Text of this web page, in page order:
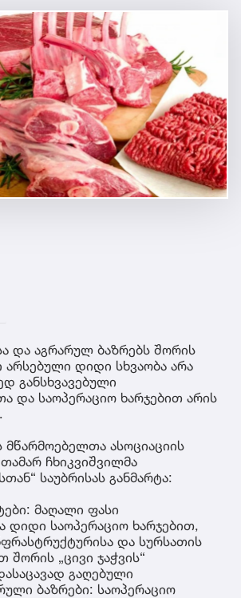
და აგრარულ ბაზრებს შორის
არსებული დიდი სხვაობა არა
განსხვავებული
და საოპერაციო ხარჯებით არის
ასოციაციის
ჩხიკვიშვილმა
საუბრისას განმარტა:
მაღალი ფასი
დიდი საოპერაციო ხარჯებით,
და სურსათის
შორის „ცივი ჯაჭვის“
გაღებული
ბაზრები: საოპერაციო